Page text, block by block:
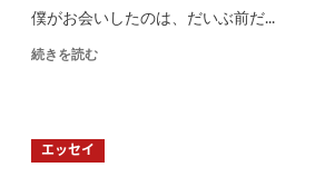
僕がお会いしたのは、だいぶ前だ...
続きを読む
エッセイ